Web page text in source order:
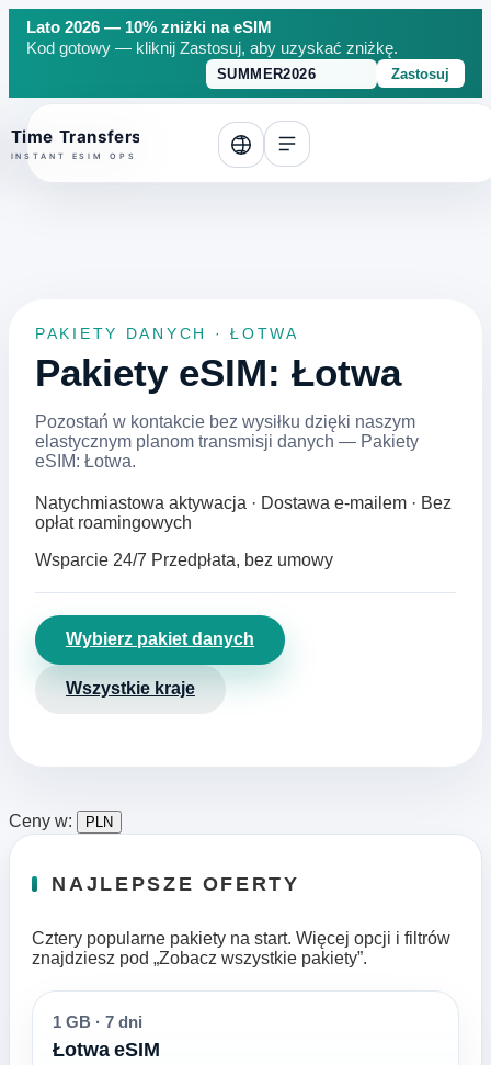
Lato 2026 — 10% zniżki na eSIM
Kod gotowy — kliknij Zastosuj, aby uzyskać zniżkę.
Zastosuj
top
PAKIETY DANYCH · ŁOTWA
Pakiety eSIM: Łotwa
Pozostań w kontakcie bez wysiłku dzięki naszym
elastycznym planom transmisji danych — Pakiety
eSIM: Łotwa.
Natychmiastowa aktywacja · Dostawa e‑mailem · Bez
opłat roamingowych
Wsparcie 24/7 Przedpłata, bez umowy
Wybierz pakiet danych
Wszystkie kraje
Ceny w: PLN
NAJLEPSZE OFERTY
Cztery popularne pakiety na start. Więcej opcji i filtrów
znajdziesz pod „Zobacz wszystkie pakiety”.
1 GB · 7 dni
Łotwa eSIM